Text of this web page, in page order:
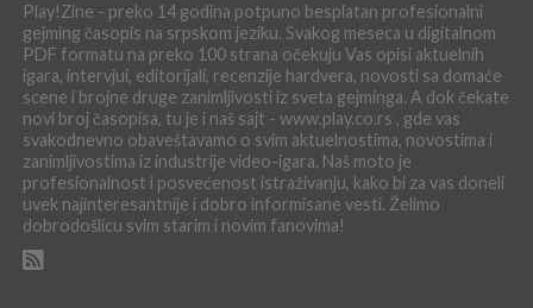
Play!Zine - preko 14 godina potpuno besplatan profesionalni
gejming časopis na srpskom jeziku. Svakog meseca u digitalnom
PDF formatu na preko 100 strana očekuju Vas opisi aktuelnih
igara, intervjui, editorijali, recenzije hardvera, novosti sa domaće
scene i brojne druge zanimljivosti iz sveta gejminga. A dok čekate
novi broj časopisa, tu je i naš sajt - www.play.co.rs , gde vas
svakodnevno obaveštavamo o svim aktuelnostima, novostima i
zanimljivostima iz industrije video-igara. Naš moto je
profesionalnost i posvećenost istraživanju, kako bi za vas doneli
uvek najinteresantnije i dobro informisane vesti. Želimo
dobrodošlicu svim starim i novim fanovima!